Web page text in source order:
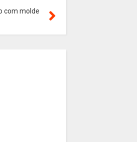
com molde